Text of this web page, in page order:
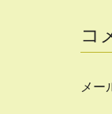
コ
メー